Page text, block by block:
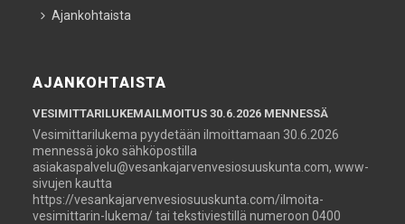
Ajankohtaista
AJANKOHTAISTA
VESIMITTARILUKEMAILMOITUS 30.6.2026 MENNESSÄ
Vesimittarilukema pyydetään ilmoittamaan 30.6.2026
mennessä joko sähköpostilla
asiakaspalvelu@vesankajarvenvesiosuuskunta.com, www-
sivujen kautta
https://vesankajarvenvesiosuuskunta.com/ilmoita-
vesimittarin-lukema/ tai tekstiviestillä numeroon 0400